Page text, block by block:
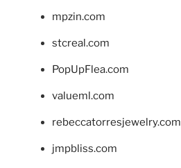
mpzin.com
stcreal.com
PopUpFlea.com
valueml.com
rebeccatorresjewelry.com
jmpbliss.com